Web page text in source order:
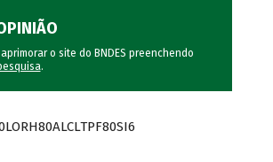
o site do BNDES preenchendo
.